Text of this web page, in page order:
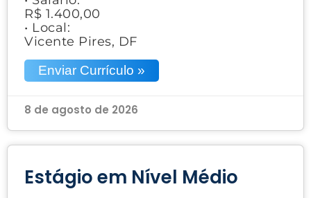
R$ 1.400,00
• Local:
Vicente Pires, DF
Enviar Currículo »
8 de agosto de 2026
Estágio em Nível Médio